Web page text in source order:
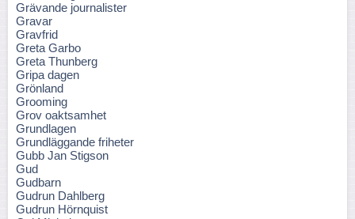
Grävande journalister
Gravar
Gravfrid
Greta Garbo
Greta Thunberg
Gripa dagen
Grönland
Grooming
Grov oaktsamhet
Grundlagen
Grundläggande friheter
Gubb Jan Stigson
Gud
Gudbarn
Gudrun Dahlberg
Gudrun Hörnquist